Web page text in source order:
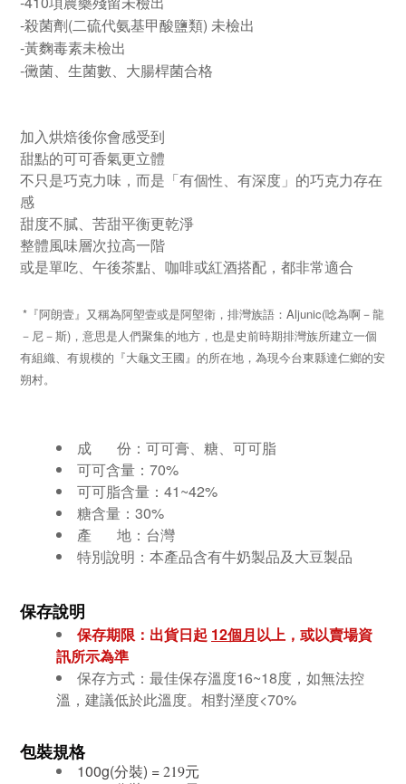
‐殺菌劑(二硫代氨基甲酸鹽類) 未檢出
‐黃麴毒素未檢出
‐黴菌、生菌數、大腸桿菌合格
加入烘焙後你會感受到
甜點的可可香氣更立體
不只是巧克力味，而是「有個性、有深度」的巧克力存在
感
甜度不膩、苦甜平衡更乾淨
整體風味層次拉高一階
或是單吃、午後茶點、咖啡或紅酒搭配，都非常適合
* 『阿朗壹』又稱為阿塱壹或是阿塱衛，排灣族語： Aljunic(唸為啊－龍
－尼－斯) ，意思是人們聚集的地方，也是史前時期排灣族所建立一個
有組織、有規模的『大龜文王國』的所在地，為現今台東縣達仁鄉的安
朔村。
成 份： 可可膏、糖、可可脂
可可含量：70%
可可脂含量：41~42%
糖含量：30%
產 地：台灣
特別說明：本產品含有牛奶製品及大豆製品
保存說明
保存期限：出貨日起 12個月以上，或以賣場資
訊所示為準
保存方式：最佳保存溫度16~18度，如無法控
溫，建議低於此溫度。 相對溼度<70%
包裝規格
100g(分裝) =219元